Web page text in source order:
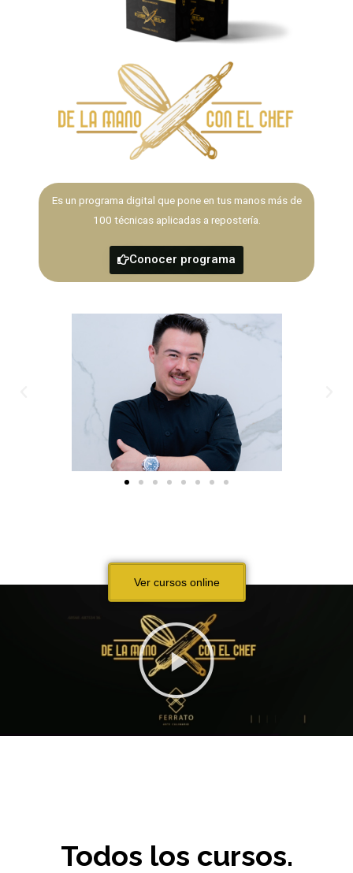
Es un programa digital que pone en tus manos más de
100 técnicas aplicadas a repostería.
Conocer programa
Ver cursos online
Todos los cursos.